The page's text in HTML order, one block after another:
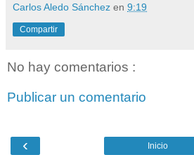
Carlos Aledo Sánchez en 9:19
Compartir
No hay comentarios :
Publicar un comentario
‹ Inicio